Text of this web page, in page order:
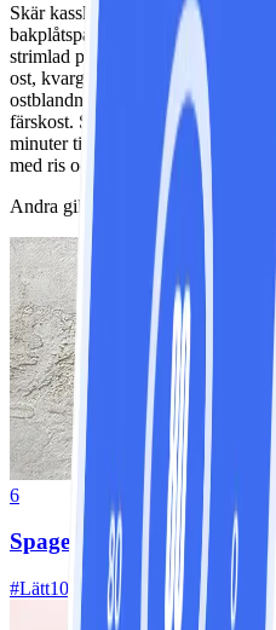
Skär kasslern i 12 tunna skivor
bakplåtspapper. Bred 1/2 msk
strimlad paprika, skivad squash
ost, kvarg och örtkryddor. Lägg
ostblandningen. Lägg på de sista
färskost. Strö över resterande ost
minuter tills osten har smält.
med ris och sallad.
Andra gillade också
6
Spagetti med köttfärssås
#Lätt10 MIN